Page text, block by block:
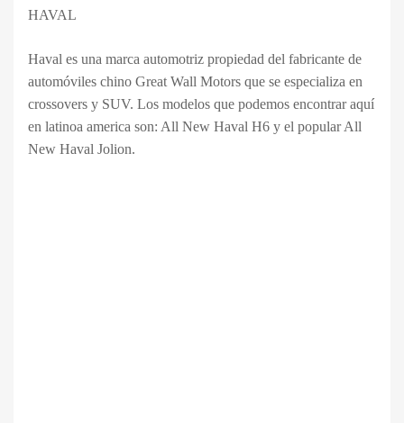
HAVAL
Haval es una marca automotriz propiedad del fabricante de
automóviles chino Great Wall Motors que se especializa en
crossovers y SUV. Los modelos que podemos encontrar aquí
en latinoa america son: All New Haval H6 y el popular All
New Haval Jolion.